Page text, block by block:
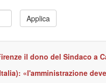
Applica
il dono del Sindaco a
«l'amministrazione